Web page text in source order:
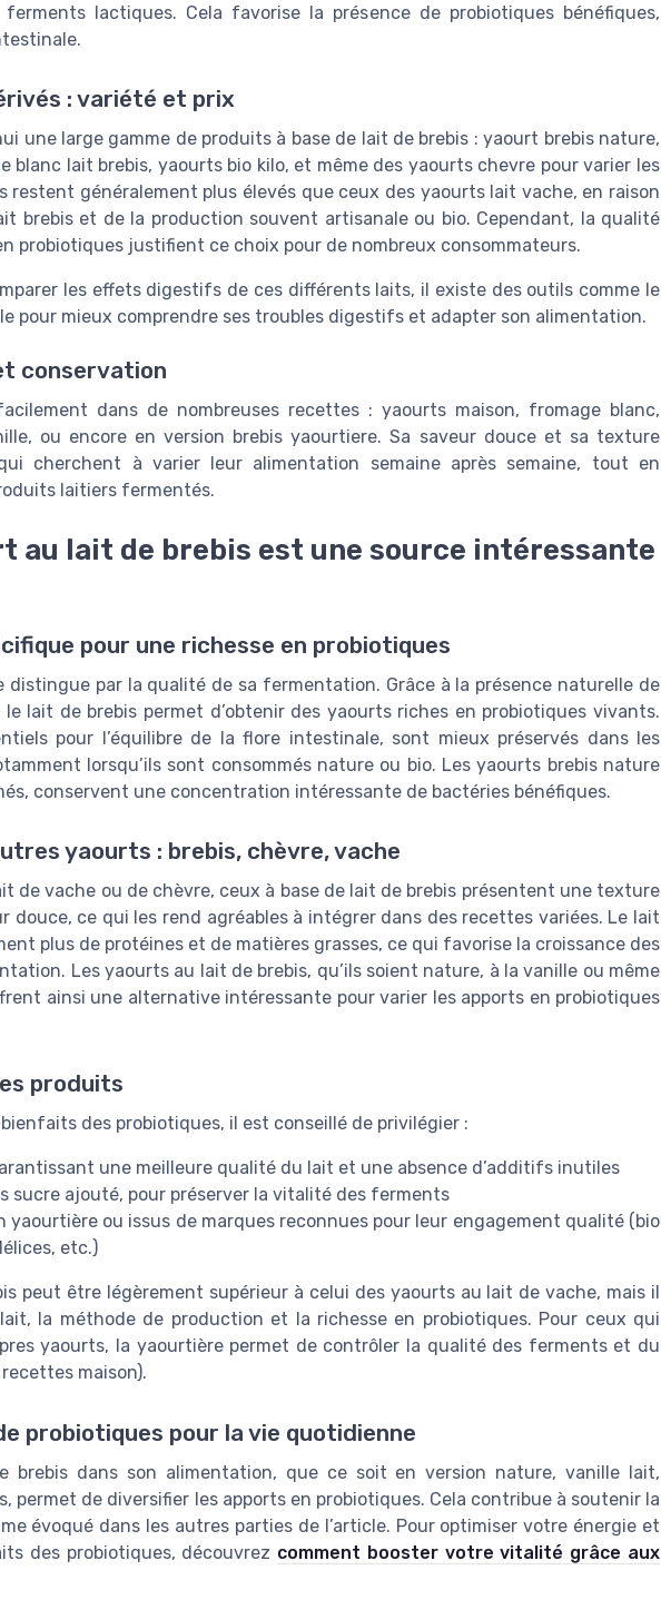
lactiques. Cela favorise la présence de probiotiques bénéfiques,
: variété et prix
une large gamme de produits à base de lait de brebis : yaourt brebis nature,
blanc lait brebis, yaourts bio kilo, et même des yaourts chevre pour varier les
restent généralement plus élevés que ceux des yaourts lait vache, en raison
brebis et de la production souvent artisanale ou bio. Cependant, la qualité
probiotiques justifient ce choix pour de nombreux consommateurs.
les effets digestifs de ces différents laits, il existe des outils comme le
pour mieux comprendre ses troubles digestifs et adapter son alimentation.
conservation
dans de nombreuses recettes : yaourts maison, fromage blanc,
ou encore en version brebis yaourtiere. Sa saveur douce et sa texture
cherchent à varier leur alimentation semaine après semaine, tout en
laitiers fermentés.
au lait de brebis est une source intéressante
pour une richesse en probiotiques
distingue par la qualité de sa fermentation. Grâce à la présence naturelle de
lait de brebis permet d’obtenir des yaourts riches en probiotiques vivants.
pour l’équilibre de la flore intestinale, sont mieux préservés dans les
lorsqu’ils sont consommés nature ou bio. Les yaourts brebis nature
conservent une concentration intéressante de bactéries bénéfiques.
yaourts : brebis, chèvre, vache
de vache ou de chèvre, ceux à base de lait de brebis présentent une texture
douce, ce qui les rend agréables à intégrer dans des recettes variées. Le lait
plus de protéines et de matières grasses, ce qui favorise la croissance des
Les yaourts au lait de brebis, qu’ils soient nature, à la vanille ou même
ainsi une alternative intéressante pour varier les apports en probiotiques
produits
des probiotiques, il est conseillé de privilégier :
une meilleure qualité du lait et une absence d’additifs inutiles
sucre ajouté, pour préserver la vitalité des ferments
yaourtière ou issus de marques reconnues pour leur engagement qualité (bio
etc.)
peut être légèrement supérieur à celui des yaourts au lait de vache, mais il
la méthode de production et la richesse en probiotiques. Pour ceux qui
yaourts, la yaourtière permet de contrôler la qualité des ferments et du
maison).
probiotiques pour la vie quotidienne
brebis dans son alimentation, que ce soit en version nature, vanille lait,
permet de diversifier les apports en probiotiques. Cela contribue à soutenir la
évoqué dans les autres parties de l’article. Pour optimiser votre énergie et
des probiotiques, découvrez comment booster votre vitalité grâce aux